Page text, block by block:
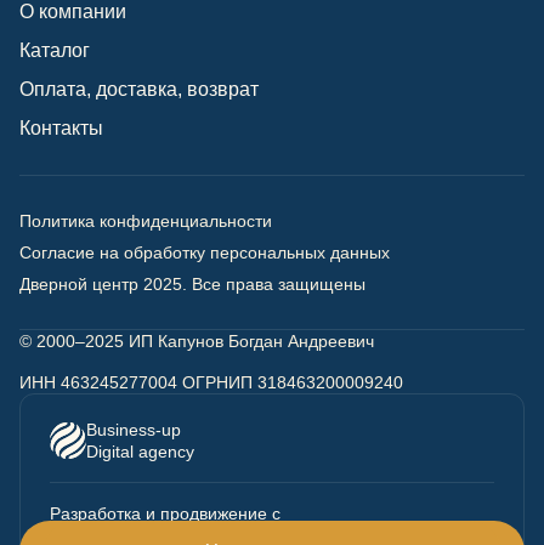
О компании
Каталог
Оплата, доставка, возврат
Контакты
Политика конфиденциальности
Согласие на обработку персональных данных
Дверной центр 2025. Все права защищены
© 2000–2025 ИП Капунов Богдан Андреевич
ИНН 463245277004 ОГРНИП 318463200009240
Разработка и продвижение с
Business-up
Digital agency